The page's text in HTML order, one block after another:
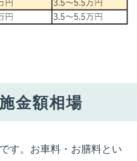
金額相場
す。お車料・お膳料とい